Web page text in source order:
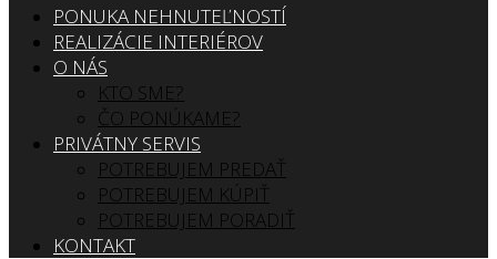
PONUKA NEHNUTEĽNOSTÍ
REALIZÁCIE INTERIÉROV
O NÁS
KTO SME?
ČO PONÚKAME?
PRIVÁTNY SERVIS
POTREBUJEM PREDAŤ
POTREBUJEM KÚPIŤ
POTREBUJEM PORADIŤ
KONTAKT